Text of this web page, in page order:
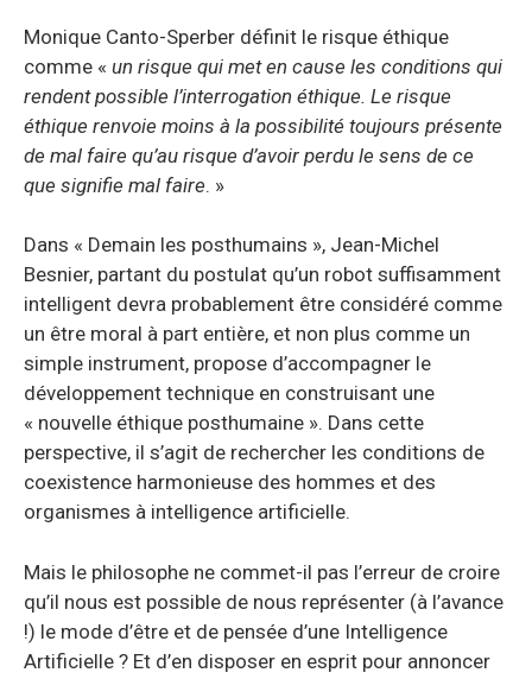
Monique Canto-Sperber définit le risque éthique
comme « un risque qui met en cause les conditions qui
rendent possible l’interrogation éthique. Le risque
éthique renvoie moins à la possibilité toujours présente
de mal faire qu’au risque d’avoir perdu le sens de ce
que signifie mal faire. »
Dans « Demain les posthumains », Jean-Michel
Besnier, partant du postulat qu’un robot suffisamment
intelligent devra probablement être considéré comme
un être moral à part entière, et non plus comme un
simple instrument, propose d’accompagner le
développement technique en construisant une
« nouvelle éthique posthumaine ». Dans cette
perspective, il s’agit de rechercher les conditions de
coexistence harmonieuse des hommes et des
organismes à intelligence artificielle.
Mais le philosophe ne commet-il pas l’erreur de croire
qu’il nous est possible de nous représenter (à l’avance
!) le mode d’être et de pensée d’une Intelligence
Artificielle ? Et d’en disposer en esprit pour annoncer